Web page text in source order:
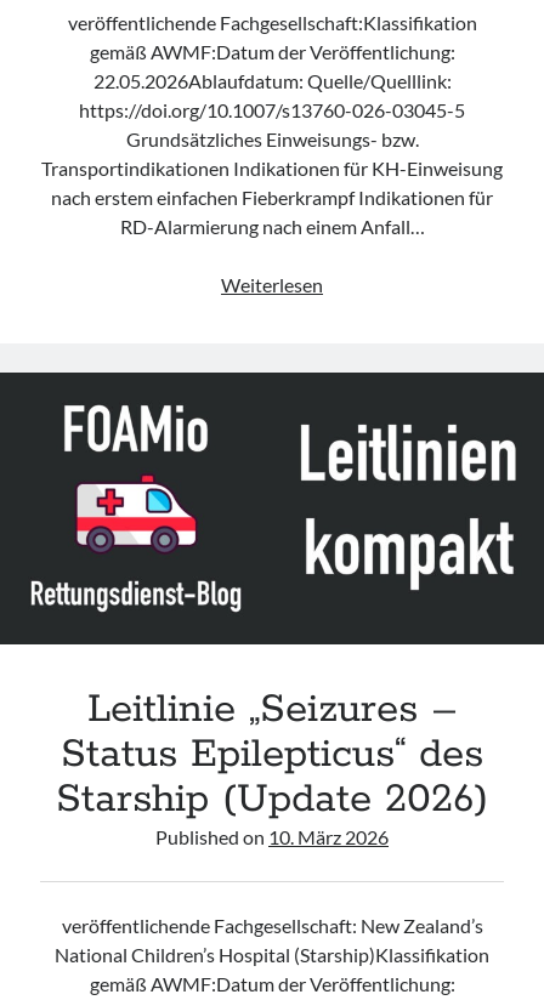
veröffentlichende Fachgesellschaft:Klassifikation
gemäß AWMF:Datum der Veröffentlichung:
22.05.2026Ablaufdatum: Quelle/Quelllink:
https://doi.org/10.1007/s13760-026-03045-5
Grundsätzliches Einweisungs- bzw.
Transportindikationen Indikationen für KH-Einweisung
nach erstem einfachen Fieberkrampf Indikationen für
RD-Alarmierung nach einem Anfall…
Weiterlesen
treatment
acute
convulsive
seizures
children“
Leitlinie „Seizures –
Status Epilepticus“ des
Starship (Update 2026)
Published on 10. März 2026
veröffentlichende Fachgesellschaft: New Zealand’s
National Children’s Hospital (Starship)Klassifikation
gemäß AWMF:Datum der Veröffentlichung: